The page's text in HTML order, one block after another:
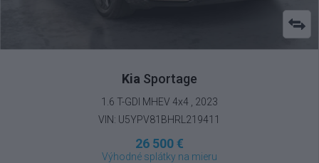
Kia Sportage
1.6 T-GDI MHEV 4x4 , 2023
VIN: U5YPV81BHRL219411
26 500 €
Výhodné splátky na mieru